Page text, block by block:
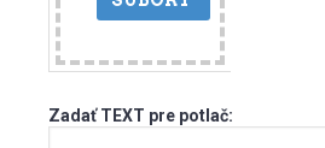
Zadať TEXT pre potlač: